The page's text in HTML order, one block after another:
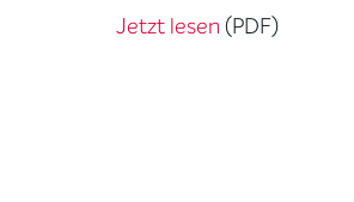
Jetzt lesen (PDF)